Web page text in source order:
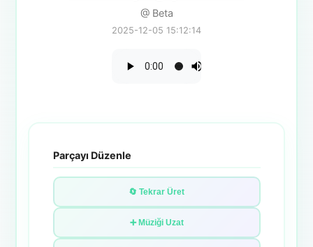
@ Beta
2025-12-05 15:12:14
Parçayı Düzenle
🔄 Tekrar Üret
➕ Müziği Uzat